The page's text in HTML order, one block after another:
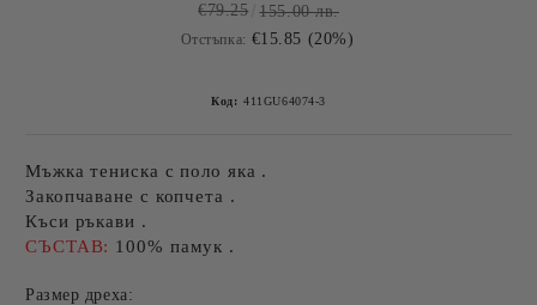
€79.25 155.00 лв.
Отстъпка: €15.85 (20%)
Код: 411GU64074-3
Мъжка тениска с поло яка .
Закопчаване с копчета .
Къси ръкави .
СЪСТАВ: 100% памук .
Размер дреха: